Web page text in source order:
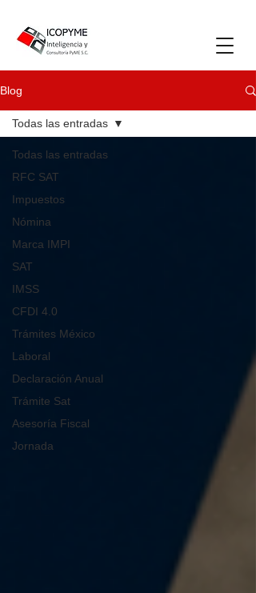
Blog
Todas las entradas
RFC SAT
Impuestos
Nómina
Marca IMPI
SAT
IMSS
CFDI 4.0
Trámites México
Laboral
Declaración Anual
Trámite Sat
Asesoría Fiscal
Jornada
Todas las entradas